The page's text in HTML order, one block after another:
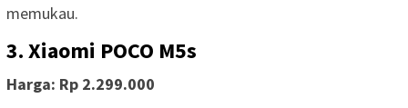
memukau.
3. Xiaomi POCO M5s
Harga: Rp 2.299.000